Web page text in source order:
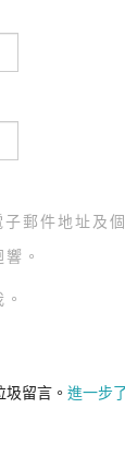
郵件地址及
。
留言。 進一步